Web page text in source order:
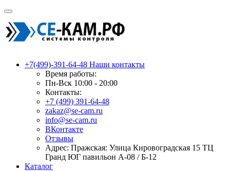
+7(499)-391-64-48 Наши контакты
Время работы:
Пн-Вск 10:00 - 20:00
Контакты:
+7 (499) 391-64-48
zakaz@se-cam.ru
info@se-cam.ru
ВКонтакте
Отзывы
Адрес: Пражская: Улица Кировоградская 15 ТЦ
Гранд ЮГ павильон А-08 / Б-12
Каталог